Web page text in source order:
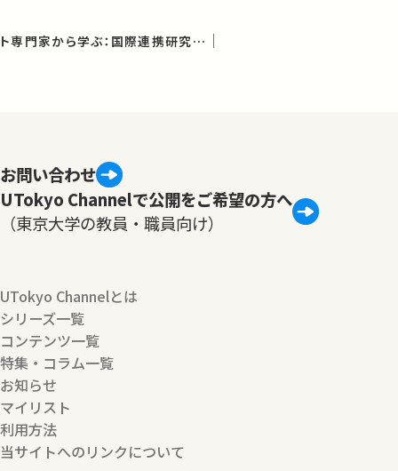
欧州の研究マネジメント専門家から学ぶ：国際連携研究で求められるスキルと役割
お問い合わせ
UTokyo Channelで公開をご希望の方へ
（東京大学の教員・職員向け）
UTokyo Channelとは
シリーズ一覧
コンテンツ一覧
特集・コラム一覧
お知らせ
マイリスト
利用方法
当サイトへのリンクについて